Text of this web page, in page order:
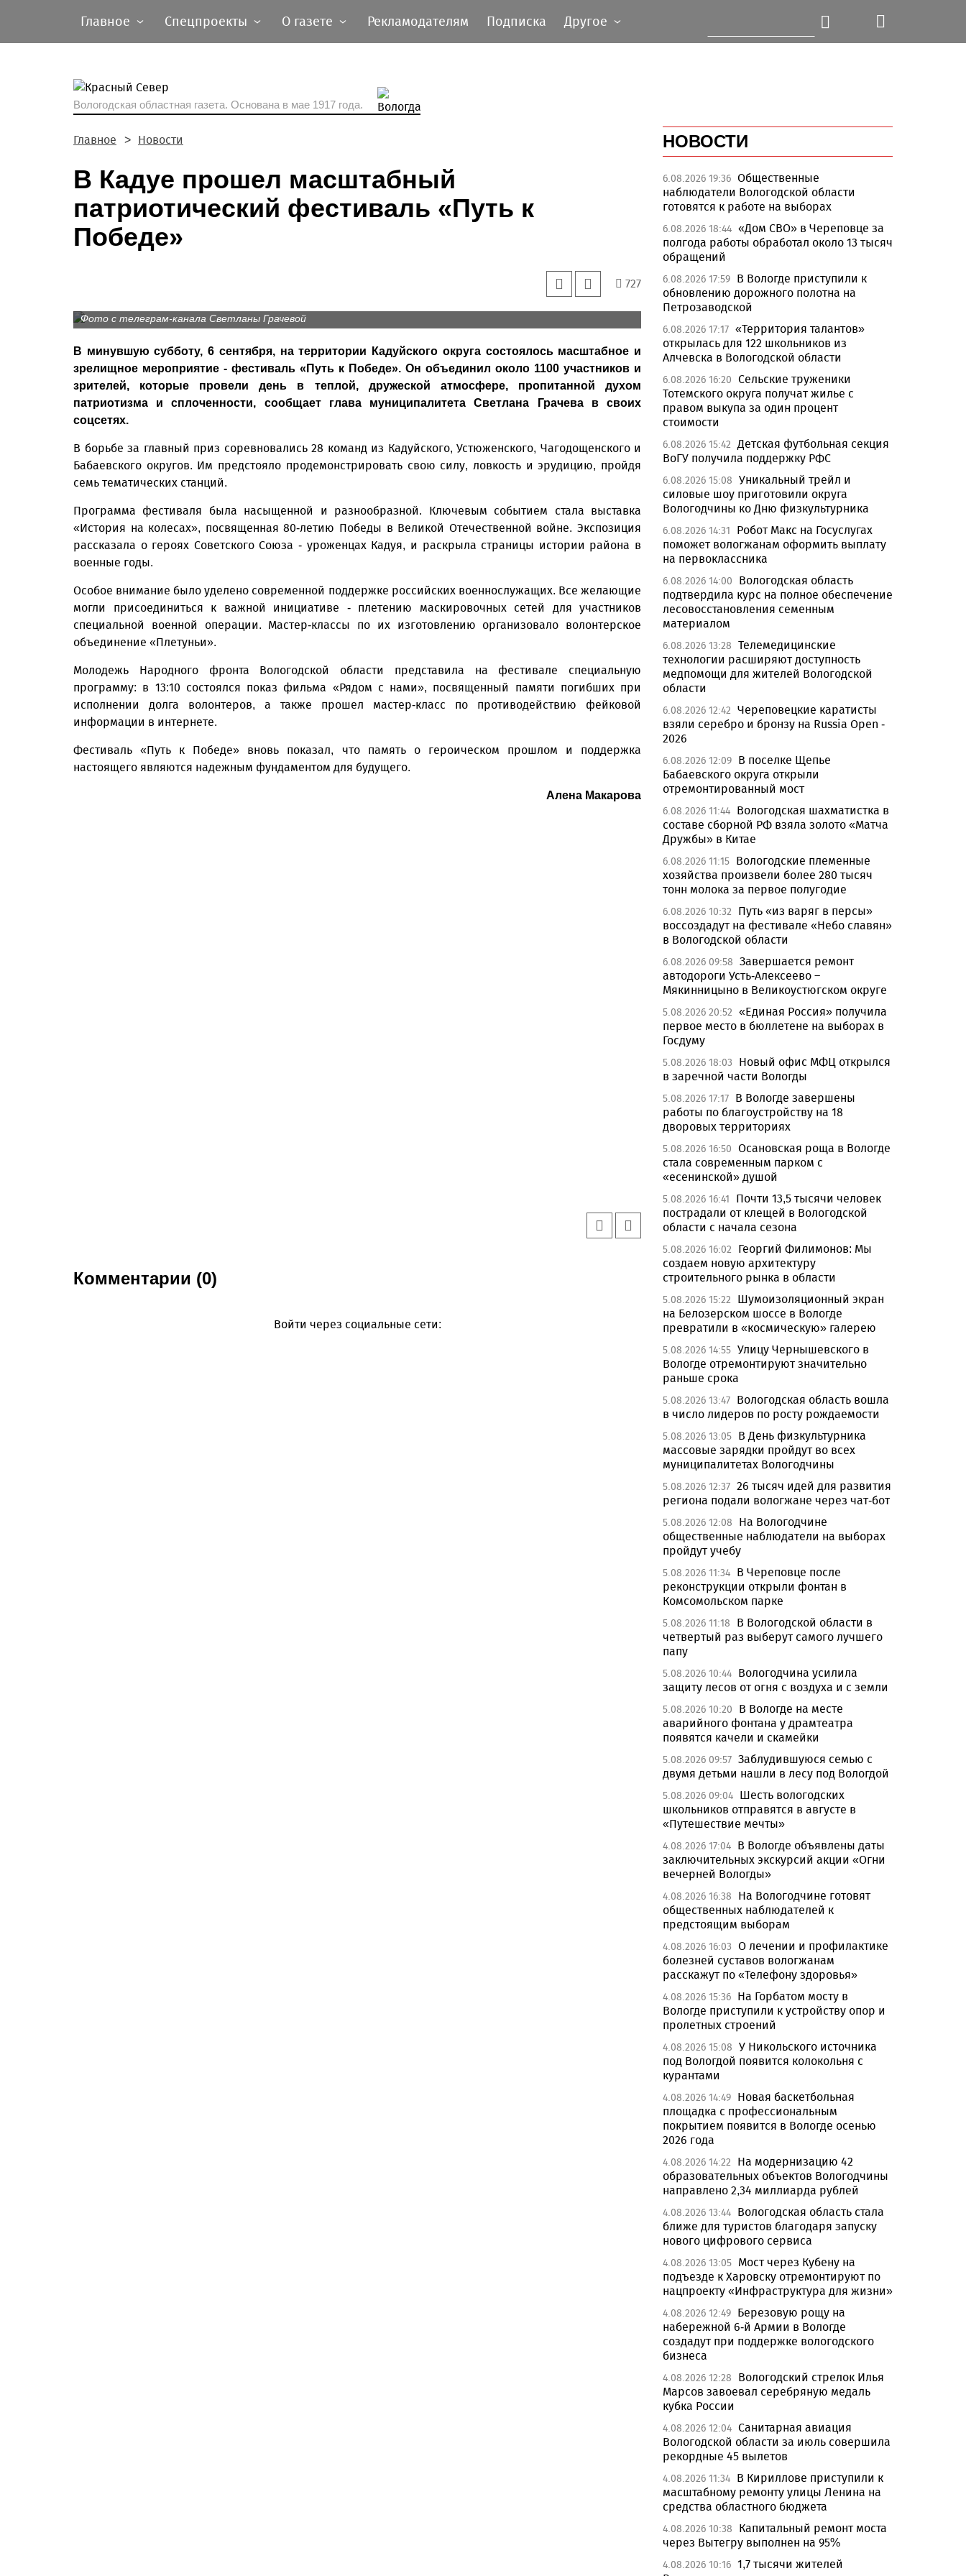
Главное Спецпроекты О газете Рекламодателям Подписка Другое
Вологодская областная газета. Основана в мае 1917 года.
Главное Новости
В Кадуе прошел масштабный
патриотический фестиваль «Путь к
Победе»
727
Фото с телеграм-канала Светланы Грачевой
В минувшую субботу, 6 сентября, на территории Кадуйского округа состоялось масштабное и
зрелищное мероприятие - фестиваль «Путь к Победе». Он объединил около 1100 участников и
зрителей, которые провели день в теплой, дружеской атмосфере, пропитанной духом
патриотизма и сплоченности, сообщает глава муниципалитета Светлана Грачева в своих
соцсетях.
В борьбе за главный приз соревновались 28 команд из Кадуйского, Устюженского, Чагодощенского и
Бабаевского округов. Им предстояло продемонстрировать свою силу, ловкость и эрудицию, пройдя
семь тематических станций.
Программа фестиваля была насыщенной и разнообразной. Ключевым событием стала выставка
«История на колесах», посвященная 80-летию Победы в Великой Отечественной войне. Экспозиция
рассказала о героях Советского Союза - уроженцах Кадуя, и раскрыла страницы истории района в
военные годы.
Особое внимание было уделено современной поддержке российских военнослужащих. Все желающие
могли присоединиться к важной инициативе - плетению маскировочных сетей для участников
специальной военной операции. Мастер-классы по их изготовлению организовало волонтерское
объединение «Плетуньи».
Молодежь Народного фронта Вологодской области представила на фестивале специальную
программу: в 13:10 состоялся показ фильма «Рядом с нами», посвященный памяти погибших при
исполнении долга волонтеров, а также прошел мастер-класс по противодействию фейковой
информации в интернете.
Фестиваль «Путь к Победе» вновь показал, что память о героическом прошлом и поддержка
настоящего являются надежным фундаментом для будущего.
Алена Макарова
Комментарии (0)
Войти через социальные сети:
НОВОСТИ
6.08.2026 19:36 Общественные
наблюдатели Вологодской области
готовятся к работе на выборах
6.08.2026 18:44 «Дом СВО» в Череповце за
полгода работы обработал около 13 тысяч
обращений
6.08.2026 17:59 В Вологде приступили к
обновлению дорожного полотна на
Петрозаводской
6.08.2026 17:17 «Территория талантов»
открылась для 122 школьников из
Алчевска в Вологодской области
6.08.2026 16:20 Сельские труженики
Тотемского округа получат жилье с
правом выкупа за один процент
стоимости
6.08.2026 15:42 Детская футбольная секция
ВоГУ получила поддержку РФС
6.08.2026 15:08 Уникальный трейл и
силовые шоу приготовили округа
Вологодчины ко Дню физкультурника
6.08.2026 14:31
Робот Макс на Госуслугах
поможет вологжанам оформить выплату
на первоклассника
6.08.2026 14:00
Вологодская область
подтвердила курс на полное обеспечение
лесовосстановления семенным
материалом
6.08.2026 13:28 Телемедицинские
технологии расширяют доступность
медпомощи для жителей Вологодской
области
6.08.2026 12:42 Череповецкие каратисты
взяли серебро и бронзу на Russia Open -
2026
6.08.2026 12:09 В поселке Щепье
Бабаевского округа открыли
отремонтированный мост
6.08.2026 11:44 Вологодская шахматистка в
составе сборной РФ взяла золото «Матча
Дружбы» в Китае
6.08.2026 11:15 Вологодские племенные
хозяйства произвели более 280 тысяч
тонн молока за первое полугодие
6.08.2026 10:32
Путь «из варяг в персы»
воссоздадут на фестивале «Небо славян»
в Вологодской области
6.08.2026 09:58 Завершается ремонт
автодороги Усть-Алексеево –
Мякинницыно в Великоустюгском округе
5.08.2026 20:52 «Единая Россия» получила
первое место в бюллетене на выборах в
Госдуму
5.08.2026 18:03
Новый офис МФЦ открылся
в заречной части Вологды
5.08.2026 17:17 В Вологде завершены
работы по благоустройству на 18
дворовых территориях
5.08.2026 16:50 Осановская роща в Вологде
стала современным парком с
«есенинской» душой
5.08.2026 16:41
Почти 13,5 тысячи человек
пострадали от клещей в Вологодской
области с начала сезона
5.08.2026 16:02
Георгий Филимонов: Мы
создаем новую архитектуру
строительного рынка в области
5.08.2026 15:22
Шумоизоляционный экран
на Белозерском шоссе в Вологде
превратили в «космическую» галерею
5.08.2026 14:55 Улицу Чернышевского в
Вологде отремонтируют значительно
раньше срока
5.08.2026 13:47 Вологодская область вошла
в число лидеров по росту рождаемости
5.08.2026 13:05 В День физкультурника
массовые зарядки пройдут во всех
муниципалитетах Вологодчины
5.08.2026 12:37 26 тысяч идей для развития
региона подали вологжане через чат-бот
5.08.2026 12:08
На Вологодчине
общественные наблюдатели на выборах
пройдут учебу
5.08.2026 11:34 В Череповце после
реконструкции открыли фонтан в
Комсомольском парке
5.08.2026 11:18
В Вологодской области в
четвертый раз выберут самого лучшего
папу
5.08.2026 10:44 Вологодчина усилила
защиту лесов от огня с воздуха и с земли
5.08.2026 10:20
В Вологде на месте
аварийного фонтана у драмтеатра
появятся качели и скамейки
5.08.2026 09:57 Заблудившуюся семью с
двумя детьми нашли в лесу под Вологдой
5.08.2026 09:04 Шесть вологодских
школьников отправятся в августе в
«Путешествие мечты»
4.08.2026 17:04 В Вологде объявлены даты
заключительных экскурсий акции «Огни
вечерней Вологды»
4.08.2026 16:38
На Вологодчине готовят
общественных наблюдателей к
предстоящим выборам
4.08.2026 16:03 О лечении и профилактике
болезней суставов вологжанам
расскажут по «Телефону здоровья»
4.08.2026 15:36 На Горбатом мосту в
Вологде приступили к устройству опор и
пролетных строений
4.08.2026 15:08 У Никольского источника
под Вологдой появится колокольня с
курантами
4.08.2026 14:49 Новая баскетбольная
площадка с профессиональным
покрытием появится в Вологде осенью
2026 года
4.08.2026 14:22
На модернизацию 42
образовательных объектов Вологодчины
направлено 2,34 миллиарда рублей
4.08.2026 13:44 Вологодская область стала
ближе для туристов благодаря запуску
нового цифрового сервиса
4.08.2026 13:05 Мост через Кубену на
подъезде к Харовску отремонтируют по
нацпроекту «Инфраструктура для жизни»
4.08.2026 12:49 Березовую рощу на
набережной 6-й Армии в Вологде
создадут при поддержке вологодского
бизнеса
4.08.2026 12:28
Вологодский стрелок Илья
Марсов завоевал серебряную медаль
кубка России
4.08.2026 12:04 Санитарная авиация
Вологодской области за июль совершила
рекордные 45 вылетов
4.08.2026 11:34 В Кириллове приступили к
масштабному ремонту улицы Ленина на
средства областного бюджета
4.08.2026 10:38
Капитальный ремонт моста
через Вытегру выполнен на 95%
4.08.2026 10:16 1,7 тысячи жителей